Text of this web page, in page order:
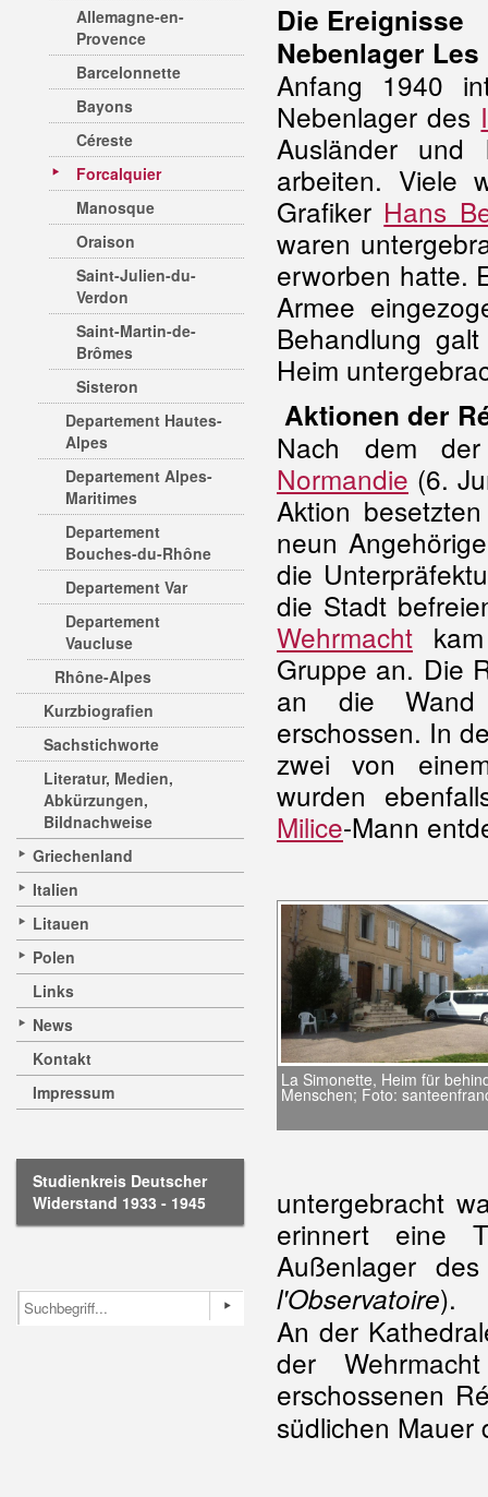
Allemagne-en-
Provence
Barcelonnette
Bayons
Céreste
Forcalquier
Manosque
Oraison
Saint-Julien-du-
Verdon
Saint-Martin-de-
Brômes
Sisteron
Departement Hautes-
Alpes
Departement Alpes-
Maritimes
Departement
Bouches-du-Rhône
Departement Var
Departement
Vaucluse
Rhône-Alpes
Kurzbiografien
Sachstichworte
Literatur, Medien,
Abkürzungen,
Bildnachweise
Griechenland
Italien
Litauen
Polen
Links
News
Kontakt
Impressum
Studienkreis Deutscher
Widerstand 1933 - 1945
Die Ereignisse
Nebenlager
Anfang 1940
Nebenlager des
Ausländer und
arbeiten. Viele
Grafiker Hans
waren
erworben hatte.
Armee
Behandlung
Heim
Aktionen der
Nach dem
Normandie (6.
Aktion
neun
die
die Stadt
Wehrmacht
Gruppe an. Die
an die
erschossen. In
zwei von
wurden
Milice-Mann
La Simonette, Heim für
Menschen; Foto:
untergebracht
erinnert eine
Außenlager
l'Observatoire).
An der
der
erschossenen
südlichen Mauer